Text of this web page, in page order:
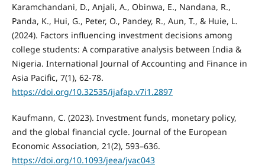
Karamchandani, D., Anjali, A., Obinwa, E., Nandana, R.,
Panda, K., Hui, G., Peter, O., Pandey, R., Aun, T., & Huie, L.
(2024). Factors influencing investment decisions among
college students: A comparative analysis between India &
Nigeria. International Journal of Accounting and Finance in
Asia Pacific, 7(1), 62-78.
https://doi.org/10.32535/ijafap.v7i1.2897
Kaufmann, C. (2023). Investment funds, monetary policy,
and the global financial cycle. Journal of the European
Economic Association, 21(2), 593–636.
https://doi.org/10.1093/jeea/jvac043